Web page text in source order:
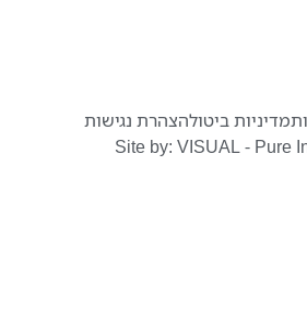
ביטולהצהרת נגישות
Site by: VISUAL -